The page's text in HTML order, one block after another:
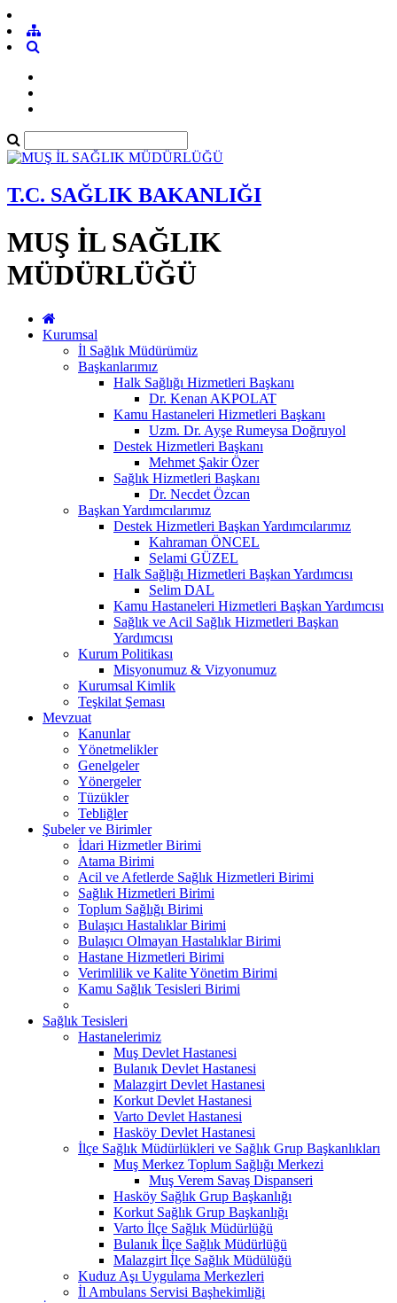
T.C. SAĞLIK BAKANLIĞI
MUŞ İL SAĞLIK
MÜDÜRLÜĞÜ
Kurumsal
İl Sağlık Müdürümüz
Başkanlarımız
Halk Sağlığı Hizmetleri Başkanı
Dr. Kenan AKPOLAT
Kamu Hastaneleri Hizmetleri Başkanı
Uzm. Dr. Ayşe Rumeysa Doğruyol
Destek Hizmetleri Başkanı
Mehmet Şakir Özer
Sağlık Hizmetleri Başkanı
Dr. Necdet Özcan
Başkan Yardımcılarımız
Destek Hizmetleri Başkan Yardımcılarımız
Kahraman ÖNCEL
Selami GÜZEL
Halk Sağlığı Hizmetleri Başkan Yardımcısı
Selim DAL
Kamu Hastaneleri Hizmetleri Başkan Yardımcısı
Sağlık ve Acil Sağlık Hizmetleri Başkan
Yardımcısı
Kurum Politikası
Misyonumuz & Vizyonumuz
Kurumsal Kimlik
Teşkilat Şeması
Mevzuat
Kanunlar
Yönetmelikler
Genelgeler
Yönergeler
Tüzükler
Tebliğler
Şubeler ve Birimler
İdari Hizmetler Birimi
Atama Birimi
Acil ve Afetlerde Sağlık Hizmetleri Birimi
Sağlık Hizmetleri Birimi
Toplum Sağlığı Birimi
Bulaşıcı Hastalıklar Birimi
Bulaşıcı Olmayan Hastalıklar Birimi
Hastane Hizmetleri Birimi
Verimlilik ve Kalite Yönetim Birimi
Kamu Sağlık Tesisleri Birimi
Sağlık Tesisleri
Hastanelerimiz
Muş Devlet Hastanesi
Bulanık Devlet Hastanesi
Malazgirt Devlet Hastanesi
Korkut Devlet Hastanesi
Varto Devlet Hastanesi
Hasköy Devlet Hastanesi
İlçe Sağlık Müdürlükleri ve Sağlık Grup Başkanlıkları
Muş Merkez Toplum Sağlığı Merkezi
Muş Verem Savaş Dispanseri
Hasköy Sağlık Grup Başkanlığı
Korkut Sağlık Grup Başkanlığı
Varto İlçe Sağlık Müdürlüğü
Bulanık İlçe Sağlık Müdürlüğü
Malazgirt İlçe Sağlık Müdülüğü
Kuduz Aşı Uygulama Merkezleri
İl Ambulans Servisi Başhekimliği